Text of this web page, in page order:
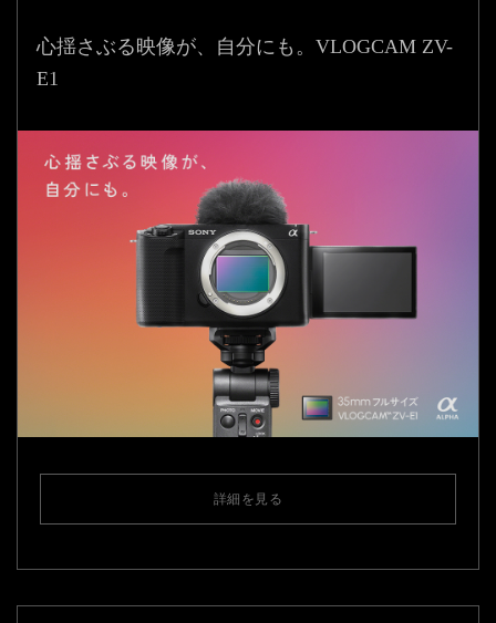
心揺さぶる映像が、自分にも。 VLOGCAM ZV-
E1
詳細を見る